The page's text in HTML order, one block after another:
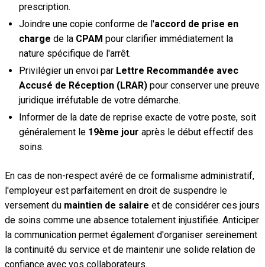
prescription.
Joindre une copie conforme de l'accord de prise en
charge de la CPAM pour clarifier immédiatement la
nature spécifique de l'arrêt.
Privilégier un envoi par Lettre Recommandée avec
Accusé de Réception (LRAR) pour conserver une preuve
juridique irréfutable de votre démarche.
Informer de la date de reprise exacte de votre poste, soit
généralement le 19ème jour après le début effectif des
soins.
En cas de non-respect avéré de ce formalisme administratif,
l'employeur est parfaitement en droit de suspendre le
versement du maintien de salaire et de considérer ces jours
de soins comme une absence totalement injustifiée. Anticiper
la communication permet également d'organiser sereinement
la continuité du service et de maintenir une solide relation de
confiance avec vos collaborateurs.